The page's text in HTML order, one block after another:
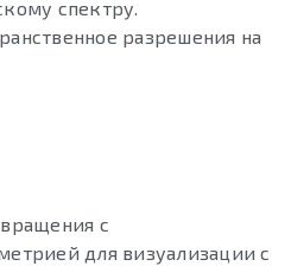
спектру.
разрешения на
с
для визуализации с